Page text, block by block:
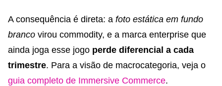
A consequência é direta: a foto estática em fundo
branco virou commodity, e a marca enterprise que
ainda joga esse jogo perde diferencial a cada
trimestre. Para a visão de macrocategoria, veja o
guia completo de Immersive Commerce.